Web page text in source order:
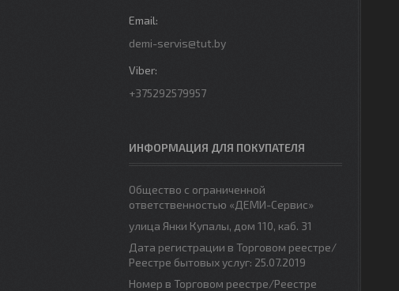
demi-servis@tut.by
+375292579957
ИНФОРМАЦИЯ ДЛЯ ПОКУПАТЕЛЯ
Общество с ограниченной
ответственностью «ДЕМИ-Сервис»
улица Янки Купалы, дом 110, каб. 31
Дата регистрации в Торговом реестре/
Реестре бытовых услуг: 25.07.2019
Номер в Торговом реестре/Реестре